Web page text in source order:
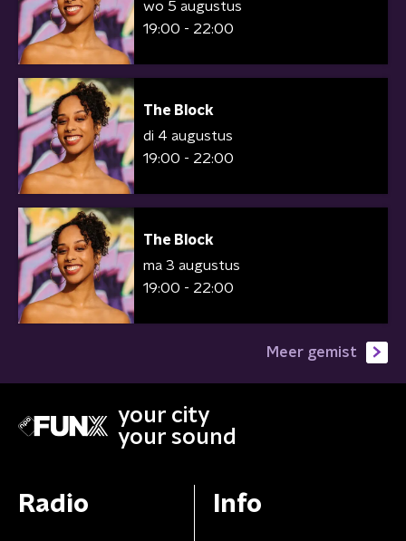
wo 5 augustus
19:00 - 22:00
The Block
di 4 augustus
19:00 - 22:00
The Block
ma 3 augustus
19:00 - 22:00
Meer gemist
your city
your sound
Radio Info